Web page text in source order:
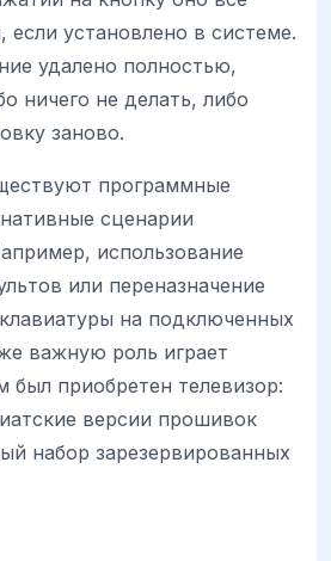
если установлено в системе.
удалено полностью,
ничего не делать, либо
заново.
программные
сценарии
использование
или переназначение
на подключенных
важную роль играет
был приобретен телевизор:
версии прошивок
набор зарезервированных